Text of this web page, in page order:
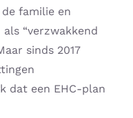
familie en
“verzwakkend
sinds 2017
dat een EHC-plan